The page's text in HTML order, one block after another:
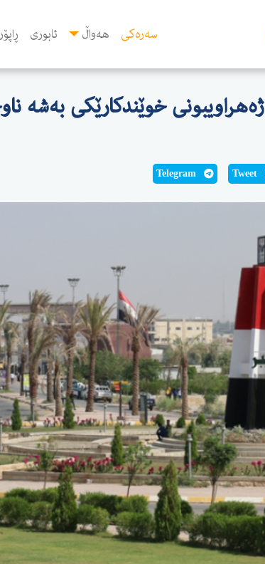
سەرەکی هەواڵ ئابوری
خوێندکارێکی بەشە
Tweet
Telegram